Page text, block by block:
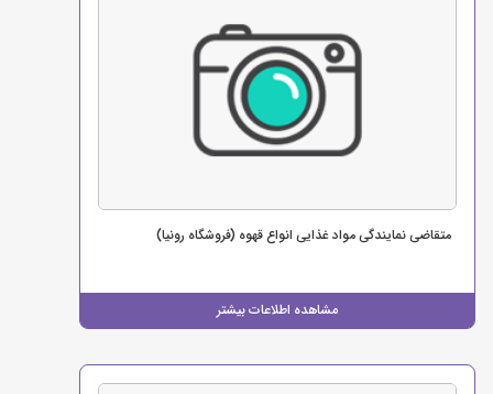
مشاهده اطلاعات بیشتر
متقاضی نمایندگی مواد غذایی انواع قهوه (فروشگاه رونیا)